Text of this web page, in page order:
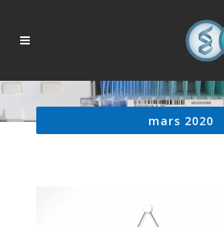
mars 2020